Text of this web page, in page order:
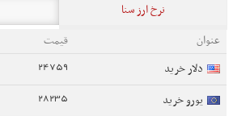
نرخ ارز سنا
عنوان
قیمت
دلار خرید
24759
یورو خرید 28235